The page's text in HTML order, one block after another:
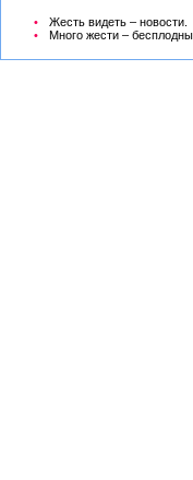
Жесть видеть – новости.
Много жести –